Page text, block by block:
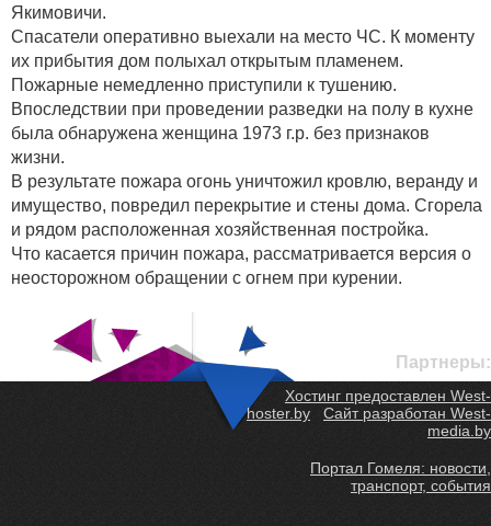
Якимовичи.
Спасатели оперативно выехали на место ЧС. К моменту
их прибытия дом полыхал открытым пламенем.
Пожарные немедленно приступили к тушению.
Впоследствии при проведении разведки на полу в кухне
была обнаружена женщина 1973 г.р. без признаков
жизни.
В результате пожара огонь уничтожил кровлю, веранду и
имущество, повредил перекрытие и стены дома. Сгорела
и рядом расположенная хозяйственная постройка.
Что касается причин пожара, рассматривается версия о
неосторожном обращении с огнем при курении.
Партнеры:
Хостинг предоставлен West-
hoster.by
Сайт разработан West-
media.by
Портал Гомеля: новости,
транспорт, события